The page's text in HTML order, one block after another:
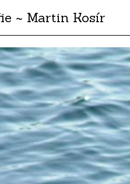
~ Martin Kosír